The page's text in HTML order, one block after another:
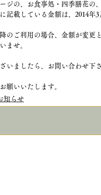
ジの、お食事処・四季膳花の
記載している金額は、2014年
のご利用の場合、金額が変更
ませ。
いましたら、お問い合わせ下さ
願いいたします。
知らせ